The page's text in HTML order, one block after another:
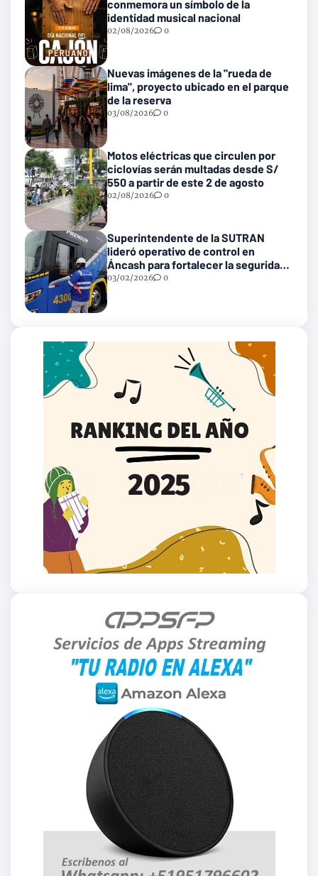
conmemora un símbolo de la
identidad musical nacional
02/08/2026 0
Nuevas imágenes de la "rueda de
lima", proyecto ubicado en el parque
de la reserva
03/08/2026 0
Motos eléctricas que circulen por
ciclovías serán multadas desde S/
550 a partir de este 2 de agosto
02/08/2026 0
Superintendente de la SUTRAN
lideró operativo de control en
Áncash para fortalecer la seguridad
en las vías nacionales
03/02/2026 0